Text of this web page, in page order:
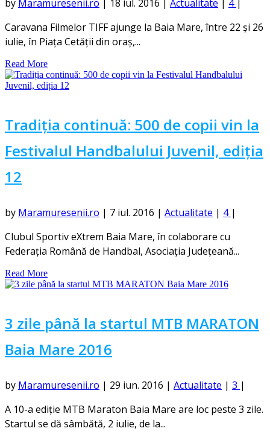
by Maramuresenii.ro 18 iul. 2016 Actualitate 4
Caravana Filmelor TIFF ajunge la Baia Mare, între 22 și 26
iulie, în Piața Cetății din oraș,...
Read More
Tradiția continuă: 500 de copii vin la
Festivalul Handbalului Juvenil, ediția
12
by Maramuresenii.ro | 7 iul. 2016 | Actualitate | 4 |
Clubul Sportiv eXtrem Baia Mare, în colaborare cu
Federația Română de Handbal, Asociația Județeană...
Read More
3 zile până la startul MTB MARATON
Baia Mare 2016
by Maramuresenii.ro | 29 iun. 2016 | Actualitate | 3 |
A 10-a ediție MTB Maraton Baia Mare are loc peste 3 zile.
Startul se dă sâmbătă, 2 iulie, de la...